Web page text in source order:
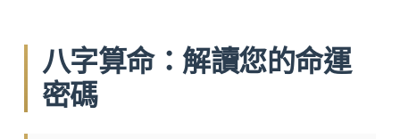
八字算命：解讀您的命運
密碼